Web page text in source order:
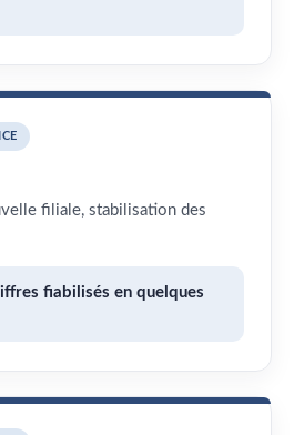
filiale, stabilisation des
fiabilisés en quelques